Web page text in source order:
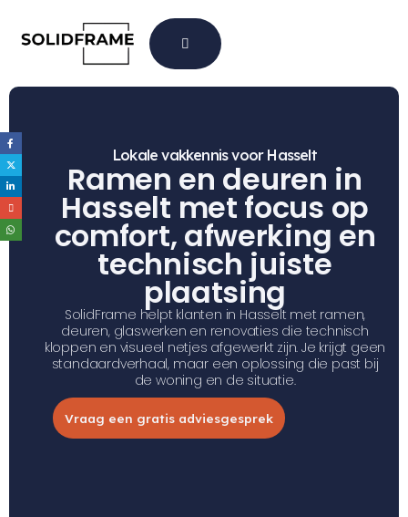
Lokale vakkennis voor Hasselt
Ramen en deuren in
Hasselt met focus op
comfort, afwerking en
technisch juiste
plaatsing
SolidFrame helpt klanten in Hasselt met ramen,
deuren, glaswerken en renovaties die technisch
kloppen en visueel netjes afgewerkt zijn. Je krijgt geen
standaardverhaal, maar een oplossing die past bij
de woning en de situatie.
Vraag een gratis adviesgesprek